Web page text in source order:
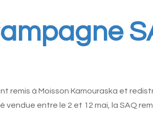
remis à Moisson Kamouraska et
entre le 2 et 12 mai, la SAQ